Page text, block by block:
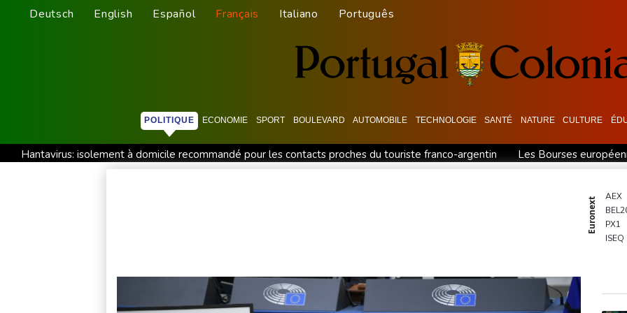
Deutsch English Español Français Italiano Português
POLITIQUE ECONOMIE SPORT BOULEVARD AUTOMOBILE TECHNOLOGIE SANTÉ NATURE CULTURE
Hantavirus: isolement à domicile recommandé pour les contacts proches du touriste franco-argentin
Les Bourses
Dans l'agriculture, le parcours des combattantes
Au nouveau Parlement syrien,
Dans la Marne, une parcelle agricole
Euronext AEX
PX1
ISEQ